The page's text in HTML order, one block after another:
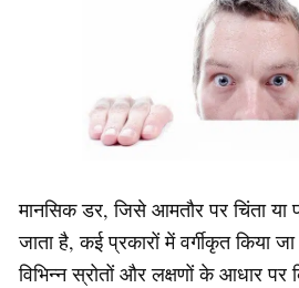
मानसिक डर, जिसे आमतौर पर चिंता या
जाता है, कई प्रकारों में वर्गीकृत किया
विभिन्न स्रोतों और लक्षणों के आधार पर